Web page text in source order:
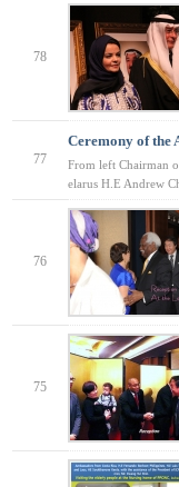
78
77
Ceremony of
From left Chairman
elarus H.E Andrew
76
75